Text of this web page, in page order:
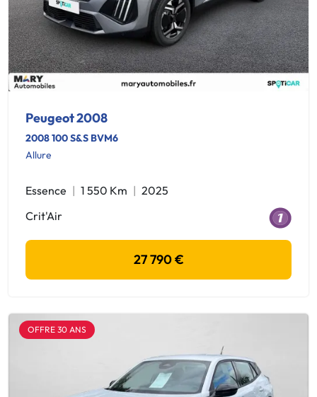
Peugeot 2008
2008 100 S&S BVM6
Allure
Essence 1 550 Km
2025
Crit'Air
27 790 €
OFFRE 30 ANS